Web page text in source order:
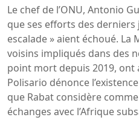
Le chef de l’ONU, Antonio
que ses efforts des
escalade » aient échoué. La
voisins impliqués dans des
point mort depuis 2019, ont
Polisario dénonce
que Rabat considère
échanges avec l’Afrique